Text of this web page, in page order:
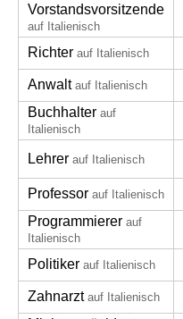
Vorstandsvorsitzende
auf Italienisch
Richter auf Italienisch
Anwalt auf Italienisch
Buchhalter auf
Italienisch
Lehrer auf Italienisch
Professor auf Italienisch
Programmierer auf
Italienisch
Politiker auf Italienisch
Zahnarzt auf Italienisch